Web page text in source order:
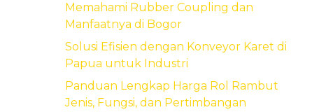
Memahami Rubber Coupling dan
Manfaatnya di Bogor
Solusi Efisien dengan Konveyor Karet di
Papua untuk Industri
Panduan Lengkap Harga Rol Rambut
Jenis, Fungsi, dan Pertimbangan